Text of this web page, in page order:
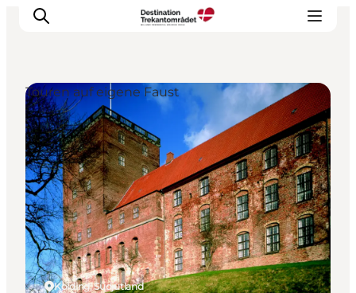
LEGOLAND® Billund Resort
Städte
Erlebnisse
Unterkünfte
Reiseplanung
Tickets
Kolding, Südjütland
Touren auf eigene Faust